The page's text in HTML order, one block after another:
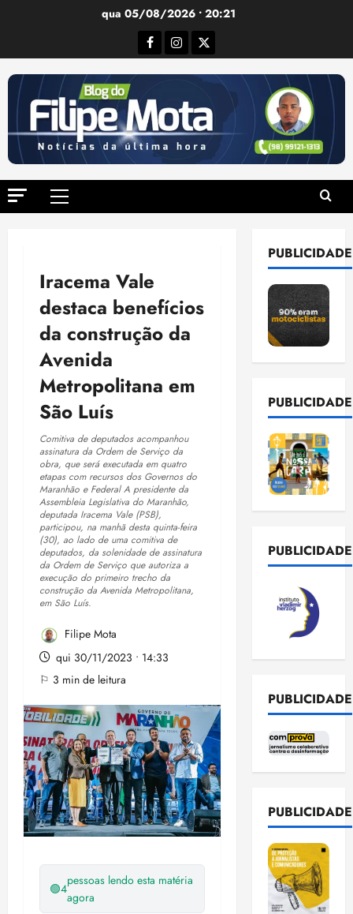
qua 05/08/2026 • 20:21
Facebook
Instagram
Twitter
Menu
Iracema Vale
destaca benefícios
da construção da
Avenida
Metropolitana em
São Luís
Comitiva de deputados acompanhou
assinatura da Ordem de Serviço da
obra, que será executada em quatro
etapas com recursos dos Governos do
Maranhão e Federal A presidente da
Assembleia Legislativa do Maranhão,
deputada Iracema Vale (PSB),
participou, na manhã desta quinta-feira
(30), ao lado de uma comitiva de
deputados, da solenidade de assinatura
da Ordem de Serviço que autoriza a
execução do primeiro trecho da
construção da Avenida Metropolitana,
em São Luís.
Filipe Mota
qui 30/11/2023 • 14:33
⚐ 3 min de leitura
🟢4
pessoas lendo esta matéria
agora
PUBLICIDADE
PUBLICIDADE
PUBLICIDADE
PUBLICIDADE
PUBLICIDADE